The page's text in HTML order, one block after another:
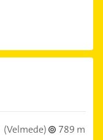
(Velmede) 789 m